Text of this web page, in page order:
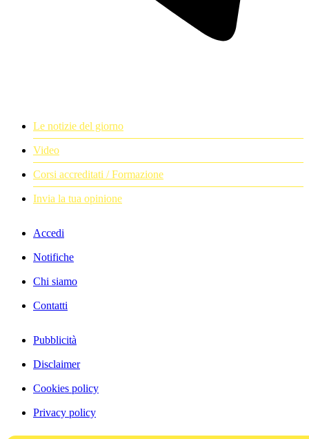
Le notizie del giorno
Video
Corsi accreditati / Formazione
Invia la tua opinione
Accedi
Notifiche
Chi siamo
Contatti
Pubblicità
Disclaimer
Cookies policy
Privacy policy